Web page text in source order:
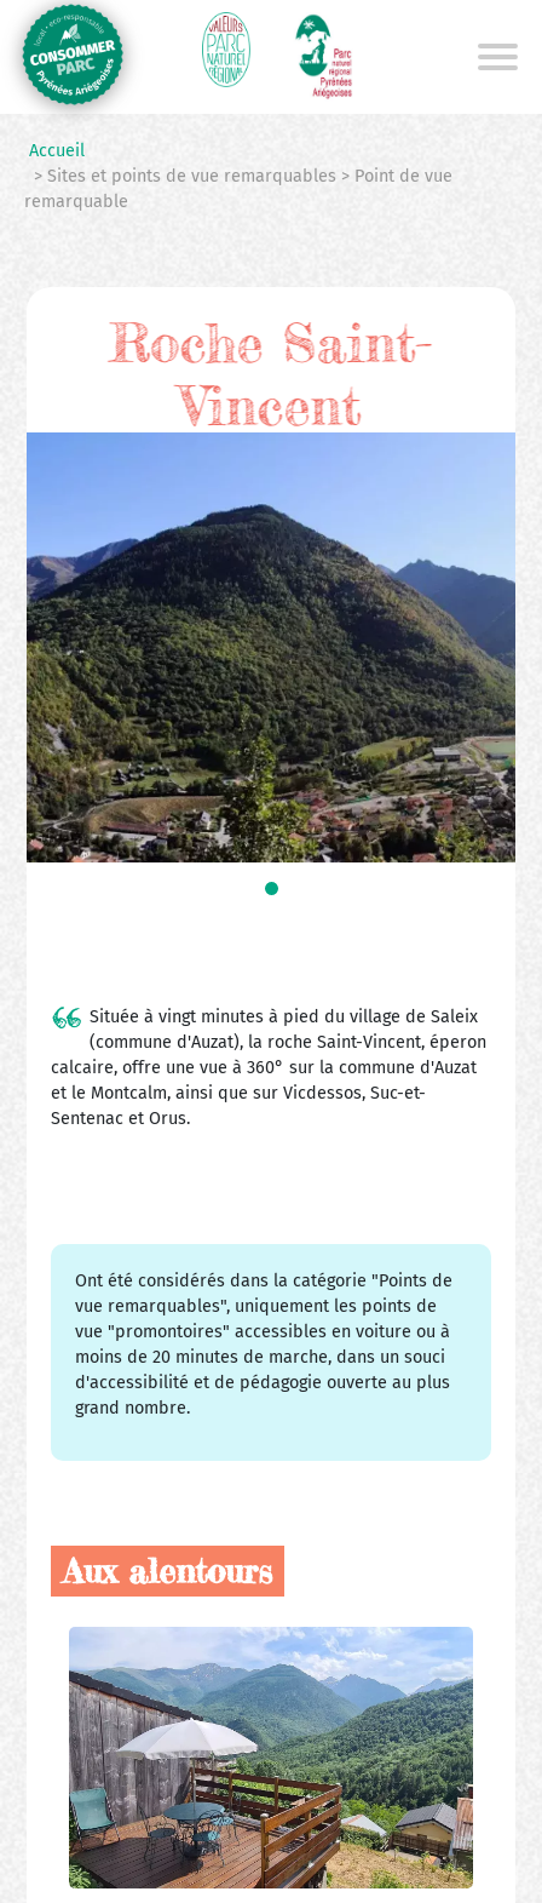
contenu
principal
Accueil
> Sites et points de vue remarquables > Point de vue
remarquable
Située à vingt minutes à pied du village de Saleix
(commune d'Auzat), la roche Saint-Vincent, éperon
calcaire, offre une vue à 360° sur la commune d'Auzat
et le Montcalm, ainsi que sur Vicdessos, Suc-et-
Sentenac et Orus.
Ont été considérés dans la catégorie "Points de
vue remarquables", uniquement les points de
vue "promontoires" accessibles en voiture ou à
moins de 20 minutes de marche, dans un souci
d'accessibilité et de pédagogie ouverte au plus
grand nombre.
Aux alentours
Nos
producteurs
locaux
Roche Saint-
Vincent